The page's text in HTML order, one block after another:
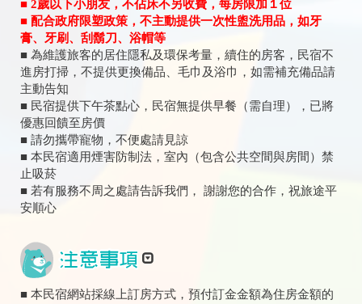
■ 2歲以下小朋友，不佔床不另收費，每房限加１位
■ 配合政府限塑政策，不主動提供一次性盥洗用品，如牙
膏、牙刷、刮鬍刀、浴帽等
■ 為維護旅客的居住隱私及環保考量，續住的房客，民宿不
進房打掃，不提供更換備品、毛巾及浴巾，如需補充備品請
主動告知
■ 民宿提供下午茶點心，民宿無提供早餐（需自理），已將
優惠回饋至房價
■ 請勿攜帶寵物，不便處請見諒
■ 本民宿適用煙害防制法，室內（包含公共空間與房間）禁
止吸菸
■ 若有服務不周之處請告訴我們， 謝謝您的合作，祝旅途平
安順心
■ 本民宿網站採線上訂房方式，預付訂金金額為住房金額的